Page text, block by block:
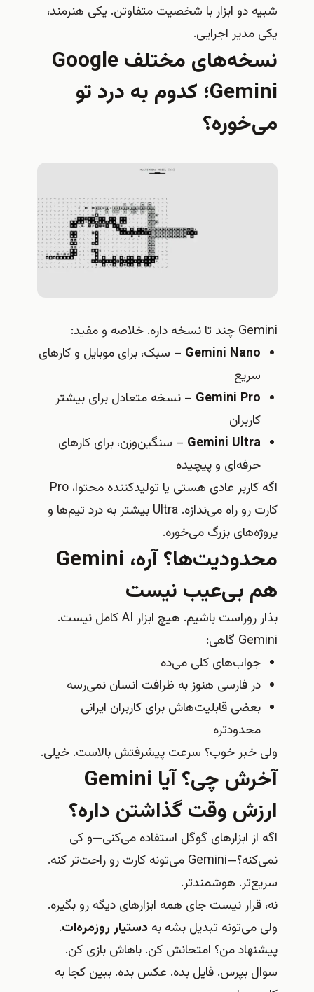
شبیه دو ابزار با شخصیت متفاوتن. یکی هنرمند،
یکی مدیر اجرایی.
نسخه‌های مختلف Google
Gemini؛ کدوم به درد تو
می‌خوره؟
Gemini چند تا نسخه داره. خلاصه و مفید:
Gemini Nano – سبک، برای موبایل و کارهای
سریع
Gemini Pro – نسخه متعادل برای بیشتر
کاربران
Gemini Ultra – سنگین‌وزن، برای کارهای
حرفه‌ای و پیچیده
اگه کاربر عادی هستی یا تولیدکننده محتوا، Pro
کارت رو راه می‌ندازه. Ultra بیشتر به درد تیم‌ها و
پروژه‌های بزرگ می‌خوره.
محدودیت‌ها؟ آره، Gemini
هم بی‌عیب نیست
بذار روراست باشیم. هیچ ابزار AI کامل نیست.
Gemini گاهی:
جواب‌های کلی می‌ده
در فارسی هنوز به ظرافت انسان نمی‌رسه
بعضی قابلیت‌هاش برای کاربران ایرانی
محدودتره
ولی خبر خوب؟ سرعت پیشرفتش بالاست. خیلی.
آخرش چی؟ آیا Gemini
ارزش وقت گذاشتن داره؟
اگه از ابزارهای گوگل استفاده می‌کنی—و کی
نمی‌کنه؟—Gemini می‌تونه کارت رو راحت‌تر کنه.
سریع‌تر. هوشمندتر.
نه، قرار نیست جای همه ابزارهای دیگه رو بگیره.
ولی می‌تونه تبدیل بشه بهدستیار روزمره‌ات.
پیشنهاد من؟ امتحانش کن. باهاش بازی کن.
سوال بپرس. فایل بده. عکس بده. ببین کجا به